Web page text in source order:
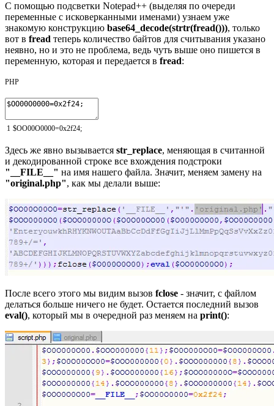
С помощью подсветки Notepad++ (выделяя по очереди
переменные с исковерканными именами) узнаем уже
знакомую конструкцию base64_decode(strtr(fread())), только
вот в fread теперь количество байтов для считывания указано
неявно, но и это не проблема, ведь чуть выше оно пишется в
переменную, которая и передается в fread:
PHP
1 $OO00O0000=0x2f24;
Здесь же явно вызывается str_replace, меняющая в считанной
и декодированной строке все вхождения подстроки
"__FILE__" на имя нашего файла. Значит, меняем замену на
"original.php", как мы делали выше:
После всего этого мы видим вызов fclose - значит, с файлом
делаться больше ничего не будет. Остается последний вызов
eval(), который мы в очередной раз меняем на print():